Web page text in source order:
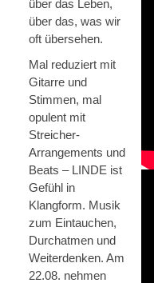
über das Leben,
über das, was wir
oft übersehen.
Mal reduziert mit
Gitarre und
Stimmen, mal
opulent mit
Streicher-
Arrangements und
Beats – LINDE ist
Gefühl in
Klangform. Musik
zum Eintauchen,
Durchatmen und
Weiterdenken. Am
22.08. nehmen